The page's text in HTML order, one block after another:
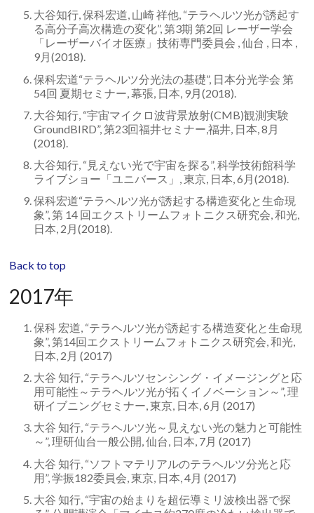
大谷知行, 保科宏道, 山崎 祥他, “テラヘルツ光が誘起す
る高分子高次構造の変化”, 第3期 第2回 レーザー学会
「レーザーバイオ医療」技術専門委員会 , 仙台 , 日本 ,
9月(2018).
保科宏道“テラヘルツ分光法の基礎”, 日本分光学会 第
54回 夏期セミナー, 幕張, 日本, 9月(2018).
大谷知行, “宇宙マイクロ波背景放射(CMB)観測実験
GroundBIRD”, 第23回福井セミナー,福井, 日本, 8月
(2018).
大谷知行, “見えない光で宇宙を探る”, 科学技術館科学
ライブショー「ユニバース」, 東京, 日本, 6月(2018).
保科宏道“テラヘルツ光が誘起する構造変化と生命現
象”, 第 14 回エクストリームフォトニクス研究会, 和光,
日本, 2月(2018).
Back to top
2017年
保科 宏道, “テラヘルツ光が誘起する構造変化と生命現
象”, 第14回エクストリームフォトニクス研究会, 和光,
日本, 2月 (2017)
大谷 知行, “テラヘルツセンシング・イメージングと応
用可能性～テラヘルツ光が拓くイノベーション～”, 理
研イブニングセミナー, 東京, 日本, 6月 (2017)
大谷 知行, “テラヘルツ光～見えない光の魅力と可能性
～”, 理研仙台一般公開, 仙台, 日本, 7月 (2017)
大谷 知行, “ソフトマテリアルのテラヘルツ分光と応
用”, 学振182委員会, 東京, 日本, 4月 (2017)
大谷 知行, “宇宙の始まりを超伝導ミリ波検出器で探